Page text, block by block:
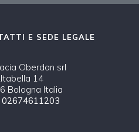
E SEDE LEGALE
Oberdan srl
14
Bologna Italia
02674611203